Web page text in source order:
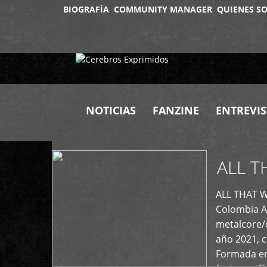
BIOGRAFÍA COMMUNITY MANAGER QUIENES
NOTICIAS FANZINE
+
ALL
ALL THAT
Colombia
metalcore/
año 2021,
Formada